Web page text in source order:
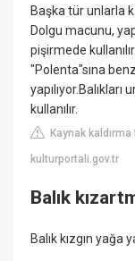
Başka tür unlarla
Dolgu macunu,
pişirmede
"Polenta"sına
kullanılır.
Kaynak kaldırma
kulturportali.gov.tr
Balık
Balık kızgın yağa